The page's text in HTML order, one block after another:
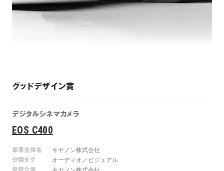
グッドデザイン賞
デジタルシネマカメラ
EOS C400
事業主体名
キヤノン株式会社
分類タグ
オーディオ／ビジュアル